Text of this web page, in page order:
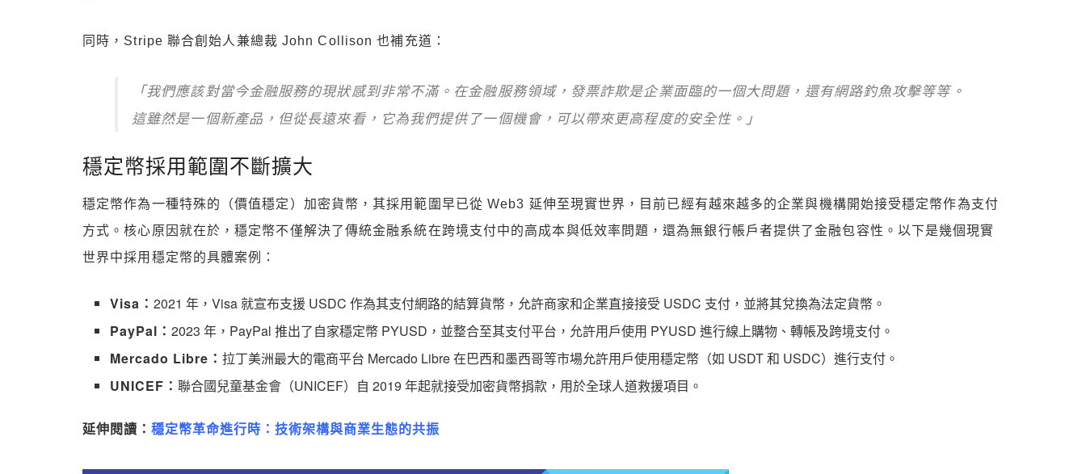
同時，Stripe 聯合創始人兼總裁 John Collison 也補充道：
「我們應該對當今金融服務的現狀感到非常不滿。在金融服務領域，發票詐欺是企業面臨的一個大問題，還有網路釣魚攻擊等等。
這雖然是一個新產品，但從長遠來看，它為我們提供了一個機會，可以帶來更高程度的安全性。」
穩定幣採用範圍不斷擴大
穩定幣作為一種特殊的（價值穩定）加密貨幣，其採用範圍早已從 Web3 延伸至現實世界，目前已經有越來越多的企業與機構開始接受穩定幣作為支付
方式。核心原因就在於，穩定幣不僅解決了傳統金融系統在跨境支付中的高成本與低效率問題，還為無銀行帳戶者提供了金融包容性。以下是幾個現實
世界中採用穩定幣的具體案例：
Visa：2021 年，Visa 就宣布支援 USDC 作為其支付網路的結算貨幣，允許商家和企業直接接受 USDC 支付，並將其兌換為法定貨幣。
PayPal：2023 年，PayPal 推出了自家穩定幣 PYUSD，並整合至其支付平台，允許用戶使用 PYUSD 進行線上購物、轉帳及跨境支付。
Mercado Libre：拉丁美洲最大的電商平台 Mercado Libre 在巴西和墨西哥等市場允許用戶使用穩定幣（如 USDT 和 USDC）進行支付。
UNICEF：聯合國兒童基金會（UNICEF）自 2019 年起就接受加密貨幣捐款，用於全球人道救援項目。
延伸閱讀： 穩定幣革命進行時：技術架構與商業生態的共振